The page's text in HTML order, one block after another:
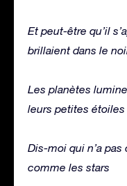
Et peut-être qu’il
brillaient dans le
Les planètes
leurs petites étoiles
Dis-moi qui n’a
comme les stars